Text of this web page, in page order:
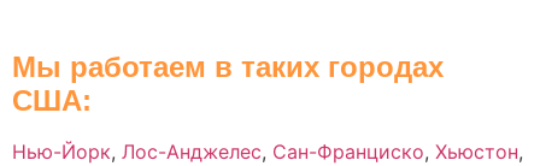
Мы работаем в таких городах
США:
Нью-Йорк, Лос-Анджелес, Сан-Франциско, Хьюстон,